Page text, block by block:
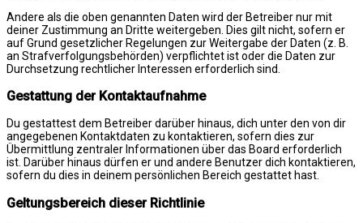
Andere als die oben genannten Daten wird der Betreiber nur mit
deiner Zustimmung an Dritte weitergeben. Dies gilt nicht, sofern er
auf Grund gesetzlicher Regelungen zur Weitergabe der Daten (z. B.
an Strafverfolgungsbehörden) verpflichtet ist oder die Daten zur
Durchsetzung rechtlicher Interessen erforderlich sind.
Gestattung der Kontaktaufnahme
Du gestattest dem Betreiber darüber hinaus, dich unter den von dir
angegebenen Kontaktdaten zu kontaktieren, sofern dies zur
Übermittlung zentraler Informationen über das Board erforderlich
ist. Darüber hinaus dürfen er und andere Benutzer dich kontaktieren,
sofern du dies in deinem persönlichen Bereich gestattet hast.
Geltungsbereich dieser Richtlinie